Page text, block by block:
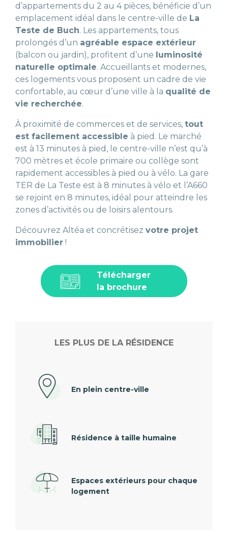
d’appartements du 2 au 4 pièces, bénéficie d’un
emplacement idéal dans le centre-ville de La
Teste de Buch. Les appartements, tous
prolongés d’un agréable espace extérieur
(balcon ou jardin), profitent d’une luminosité
naturelle optimale. Accueillants et modernes,
ces logements vous proposent un cadre de vie
confortable, au cœur d’une ville à la qualité de
vie recherchée.
À proximité de commerces et de services, tout
est facilement accessible à pied. Le marché
est à 13 minutes à pied, le centre-ville n’est qu’à
700 mètres et école primaire ou collège sont
rapidement accessibles à pied ou à vélo. La gare
TER de La Teste est à 8 minutes à vélo et l’A660
se rejoint en 8 minutes, idéal pour atteindre les
zones d’activités ou de loisirs alentours.
Découvrez Altéa et concrétisez votre projet
immobilier !
Télécharger
la brochure
LES PLUS DE LA RÉSIDENCE
En plein centre-ville
Résidence à taille humaine
Espaces extérieurs pour chaque
logement